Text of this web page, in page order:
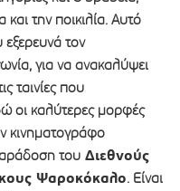
και την ποικιλία. Αυτό
εξερευνά τον
για να ανακαλύψει
ταινίες που
οι καλύτερες μορφές
κινηματογράφο
τουΔιεθνούς
Ψαροκόκαλο. Είναι